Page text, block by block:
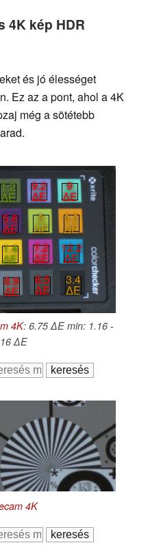
4K kép HDR
és jó élességet
Ez az a pont, ahol a 4K
még a sötétebb
1.2
∆E
9.2
∆E
9
∆E
5.8
∆E
3
∆E
3.3
∆E
1.4
∆E
7.2
∆E
12.2
∆E
8.9
∆E
6.5
∆E
3.4
∆E
4K: 6.75 ∆E min: 1.16 -
∆E
4K